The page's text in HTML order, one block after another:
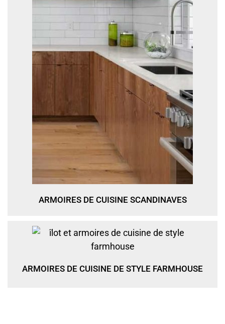
ARMOIRES DE CUISINE SCANDINAVES
ARMOIRES DE CUISINE DE STYLE FARMHOUSE